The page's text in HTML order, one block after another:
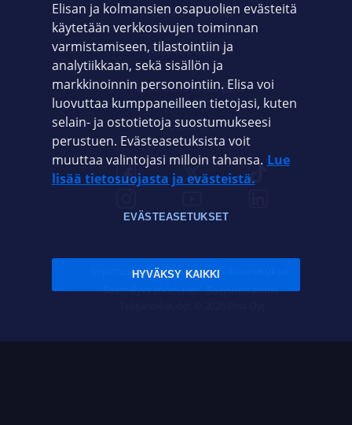
OMAYHTEISÖ
VIANSELVITYS
ASIAKASPALVELU
ELISA.FI
Sopimusehdot Tietosuoja Evästeasetukset
Sääntelyviranomaiset Saavutettavuus
Elisan ja kolmansien osapuolien evästeitä
käytetään verkkosivujen toiminnan
varmistamiseen, tilastointiin ja
analytiikkaan, sekä sisällön ja
markkinoinnin personointiin. Elisa voi
luovuttaa kumppaneilleen tietojasi, kuten
selain- ja ostotietoja suostumukseesi
perustuen. Evästeasetuksista voit
muuttaa valintojasi milloin tahansa. Lue
lisää tietosuojasta ja evästeistä.
EVÄSTEASETUKSET
HYVÄKSY KAIKKI